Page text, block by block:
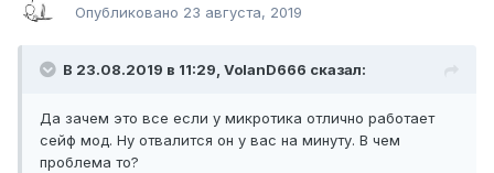
Опубликовано 23 августа, 2019
В 23.08.2019 в 11:29, VolanD666 сказал:
Да зачем это все если у микротика отлично работает
сейф мод. Ну отвалится он у вас на минуту. В чем
проблема то?